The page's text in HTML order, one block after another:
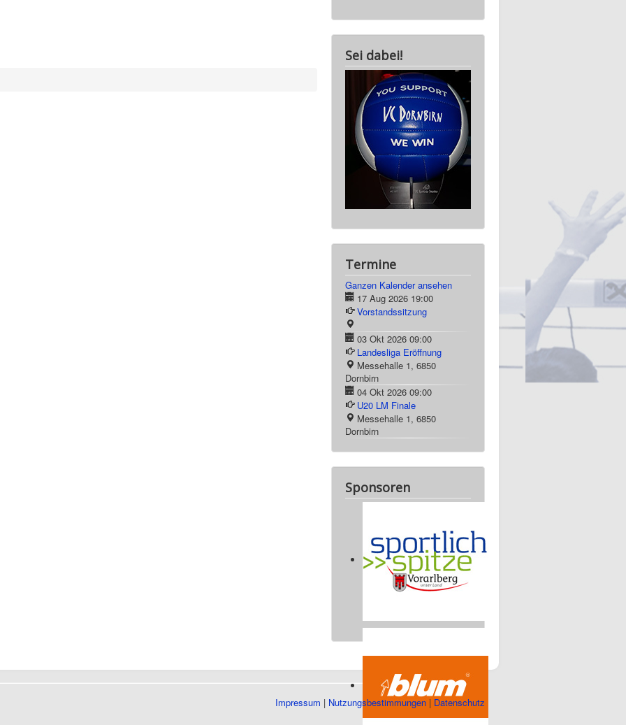
Ausstattung
Ganzen Kalender ansehen
17 Aug 2026 19:00
Vorstandssitzung
Landesliga Eröffnung
Messehalle 1, 6850
Dornbirn
04 Okt 2026
U20 LM Finale
Messehalle 1, 6850
Dornbirn
Nutzungsbestimmungen| Datenschutz